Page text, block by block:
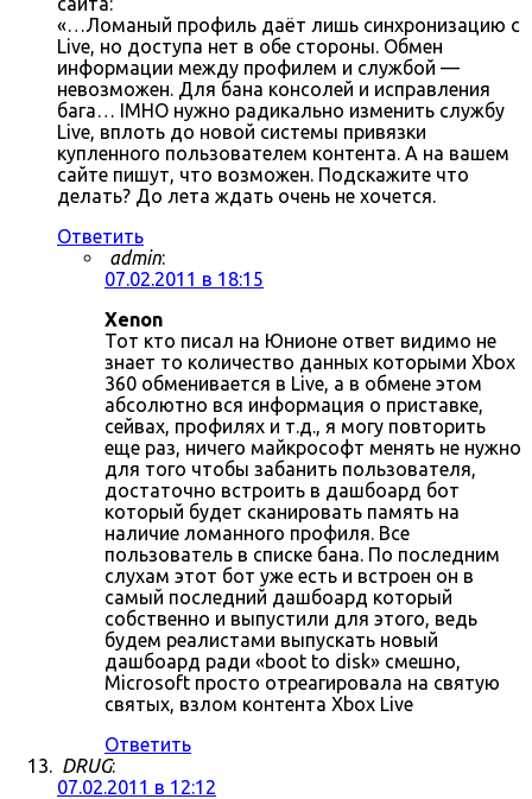
«…Ломаный профиль даёт лишь синхронизацию с
Live, но доступа нет в обе стороны. Обмен
информации между профилем и службой —
невозможен. Для бана консолей и исправления
бага… IMHO нужно радикально изменить службу
Live, вплоть до новой системы привязки
купленного пользователем контента. А на вашем
сайте пишут, что возможен. Подскажите что
делать? До лета ждать очень не хочется.
Ответить
admin:
07.02.2011 в 18:15
Xenon
Тот кто писал на Юнионе ответ видимо не
знает то количество данных которыми Xbox
360 обменивается в Live, а в обмене этом
абсолютно вся информация о приставке,
сейвах, профилях и т.д., я могу повторить
еще раз, ничего майкрософт менять не нужно
для того чтобы забанить пользователя,
достаточно встроить в дашбоард бот
который будет сканировать память на
наличие ломанного профиля. Все
пользователь в списке бана. По последним
слухам этот бот уже есть и встроен он в
самый последний дашбоард который
собственно и выпустили для этого, ведь
будем реалистами выпускать новый
дашбоард ради «boot to disk» смешно,
Microsoft просто отреагировала на святую
святых, взлом контента Xbox Live
Ответить
DRUG:
07.02.2011 в 12:12